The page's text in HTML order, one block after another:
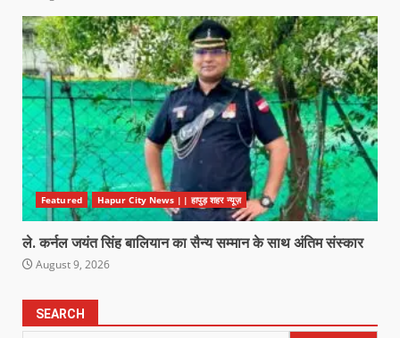
Featured Hapur City News || हापुड़ शहर न्यूज़
ले. कर्नल जयंत सिंह बालियान का सैन्य सम्मान के साथ अंतिम संस्कार
August 9, 2026
SEARCH